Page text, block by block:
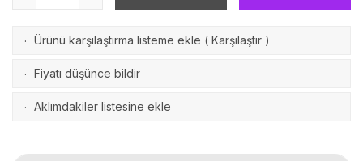
· Ürünü karşılaştırma listeme ekle ( Karşılaştır )
· Fiyatı düşünce bildir
· Aklımdakiler listesine ekle